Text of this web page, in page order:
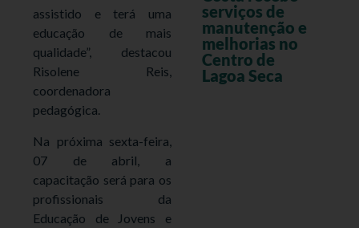
assistido e terá uma
educação de mais
qualidade”, destacou
Risolene Reis,
coordenadora
pedagógica.
Na próxima sexta-feira,
07 de abril, a
capacitação será para os
profissionais da
Educação de Jovens e
serviços de
manutenção e
melhorias no
Centro de
Lagoa Seca